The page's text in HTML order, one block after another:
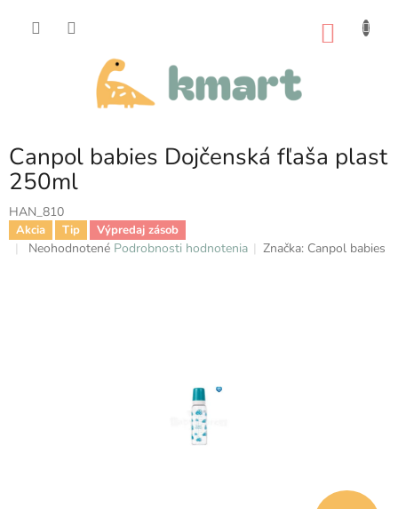
Canpol babies Dojčenská fľaša plast
250ml
HAN_810
Akcia Tip Výpredaj zásob
Priemerné
Neohodnotené Podrobnosti hodnotenia Značka: Canpol babies